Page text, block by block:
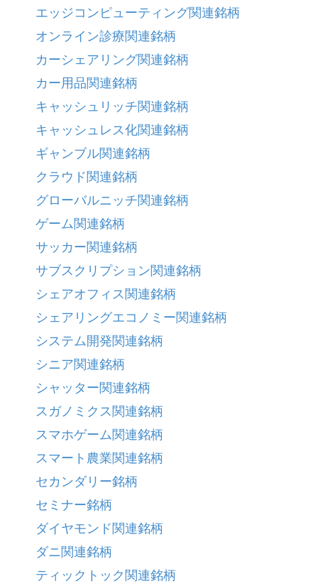
エッジコンピューティング関連銘柄
オンライン診療関連銘柄
カーシェアリング関連銘柄
カー用品関連銘柄
キャッシュリッチ関連銘柄
キャッシュレス化関連銘柄
ギャンブル関連銘柄
クラウド関連銘柄
グローバルニッチ関連銘柄
ゲーム関連銘柄
サッカー関連銘柄
サブスクリプション関連銘柄
シェアオフィス関連銘柄
シェアリングエコノミー関連銘柄
システム開発関連銘柄
シニア関連銘柄
シャッター関連銘柄
スガノミクス関連銘柄
スマホゲーム関連銘柄
スマート農業関連銘柄
セカンダリー銘柄
セミナー銘柄
ダイヤモンド関連銘柄
ダニ関連銘柄
ティックトック関連銘柄